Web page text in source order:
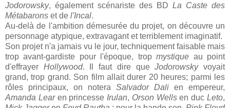
Jodorowsky, également scénariste des BD La Caste des
Métabarons et de l'Incal.
Au-delà de l'ambition démesurée du projet, on découvre un
personnage atypique, extravagant et terriblement imaginatif.
Son projet n'a jamais vu le jour, techniquement faisable mais
trop avant-gardiste pour l'époque, tropmystique au point
d'effrayer Hollywood. Il faut dire queJodorowskyvoyait
grand, trop grand. Son film allait durer 20 heures; parmi les
rôles principaux, on notera Salvador Dali en empereur,
Amanda Learen princesse Irulan, Orson Wellsen ducLeto,